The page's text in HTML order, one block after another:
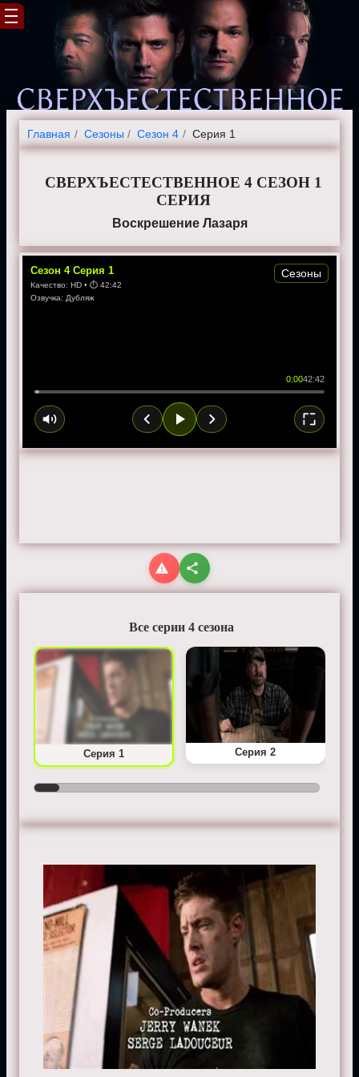
Главная Cезоны Сезон 4 Серия 1
СВЕРХЪЕСТЕСТВЕННОЕ 4 СЕЗОН 1
СЕРИЯ
Воскрешение Лазаря
Сезон 4 Серия 1
Качество: HD • ⏱ 42:42
Озвучка: Дубляж
0:0042:42
Сезоны
Все серии 4 сезона
Серия 1 Серия 2